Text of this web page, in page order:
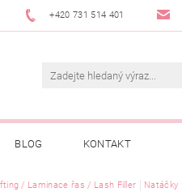
+420 731 514 401
BLOG KONTAKT
/ Laminace řas / Lash Filler Natáčky